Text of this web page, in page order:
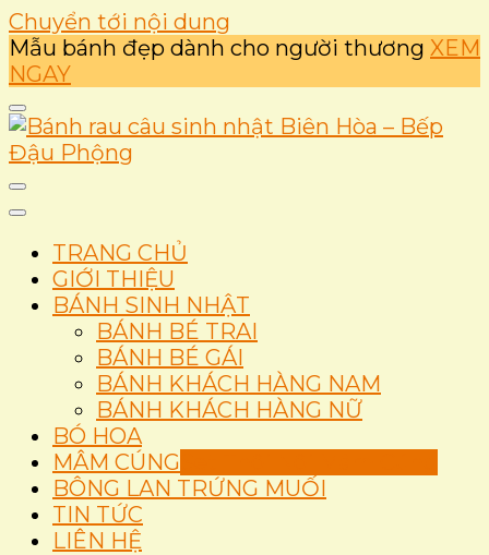
Chuyển tới nội dung
Mẫu bánh đẹp dành cho người thương XEM
NGAY
Bánh rau câu sinh nhật
Biên Hòa – Bếp Đậu
Phộng
TRANG CHỦ
GIỚI THIỆU
BÁNH SINH NHẬT
BÁNH BÉ TRAI
BÁNH BÉ GÁI
BÁNH KHÁCH HÀNG NAM
BÁNH KHÁCH HÀNG NỮ
BÓ HOA
MÂM CÚNG
BÔNG LAN TRỨNG MUỐI
TIN TỨC
LIÊN HỆ